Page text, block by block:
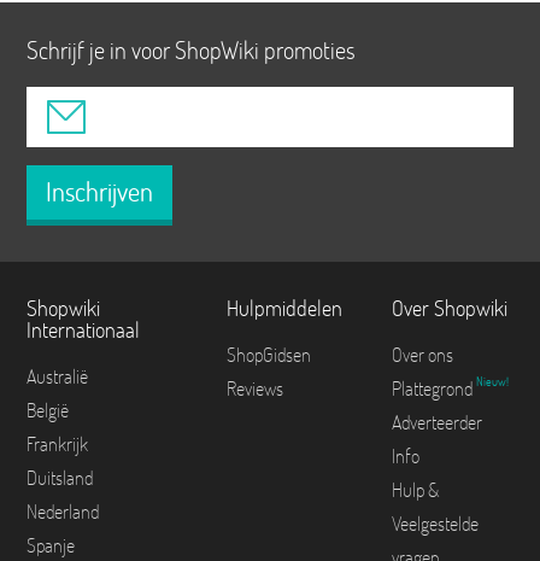
Schrijf je in voor ShopWiki promoties
Inschrijven
Shopwiki
Internationaal
Australië
België
Frankrijk
Duitsland
Nederland
Spanje
Hulpmiddelen
ShopGidsen
Reviews
Over Shopwiki
Over ons
Plattegrond Nieuw!
Adverteerder
Info
Hulp &
Veelgestelde